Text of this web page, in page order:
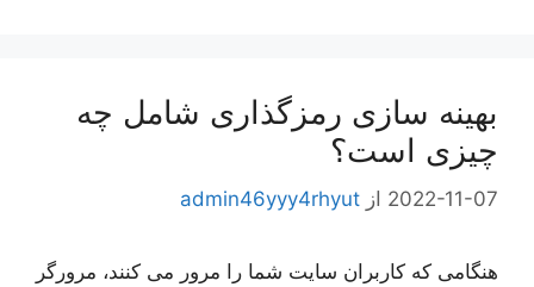
بهینه سازی رمزگذاری شامل چه
چیزی است؟
2022-11-07 از admin46yyy4rhyut
هنگامی که کاربران سایت شما را مرور می کنند، مرورگر